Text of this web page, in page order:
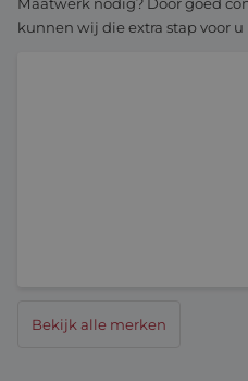
kunnen wij die extra stap voor u
Bekijk alle merken